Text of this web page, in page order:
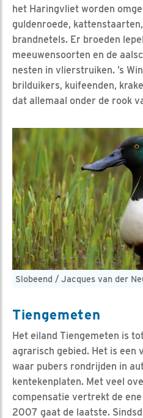
het Haringvliet worden
guldenroede,
brandnetels. Er broeden
meeuwensoorten en de
nesten in vlierstruiken. ’s
brilduikers, kuifeenden,
dat allemaal onder de rook
Slobeend / Jacques van der
Tiengemeten
Het eiland Tiengemeten is
agrarisch gebied. Het is een
waar pubers rondrijden in
kentekenplaten. Met veel
compensatie vertrekt de
2007 gaat de laatste.